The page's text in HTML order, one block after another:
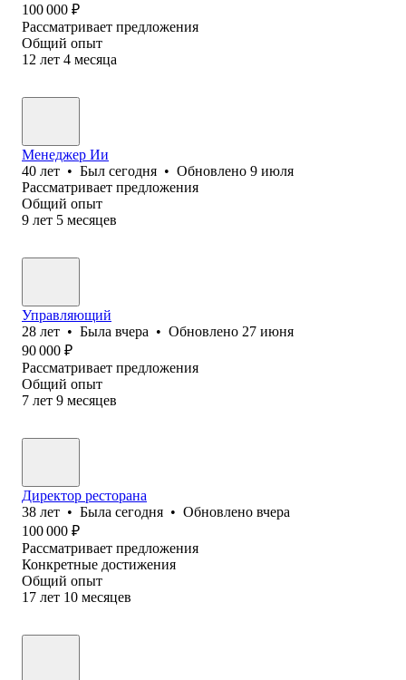
100 000 ₽
Рассматривает предложения
Общий опыт
12 лет 4 месяца
Менеджер Ии
40 лет • Был сегодня • Обновлено 9 июля
Рассматривает предложения
Общий опыт
9 лет 5 месяцев
Управляющий
28 лет • Была вчера • Обновлено 27 июня
90 000 ₽
Рассматривает предложения
Общий опыт
7 лет 9 месяцев
Директор ресторана
38 лет • Была сегодня • Обновлено вчера
100 000 ₽
Рассматривает предложения
Конкретные достижения
Общий опыт
17 лет 10 месяцев